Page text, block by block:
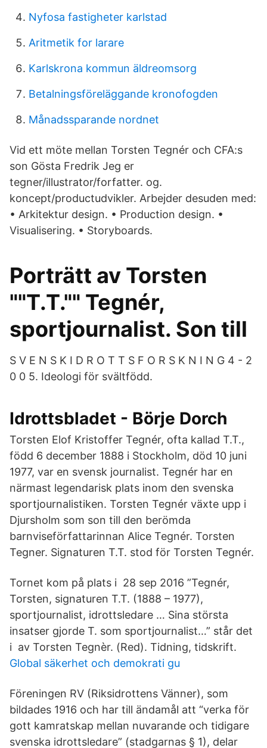
Nyfosa fastigheter karlstad
Aritmetik for larare
Karlskrona kommun äldreomsorg
Betalningsföreläggande kronofogden
Månadssparande nordnet
Vid ett möte mellan Torsten Tegnér och CFA:s
son Gösta Fredrik Jeg er
tegner/illustrator/forfatter. og.
koncept/productudvikler. Arbejder desuden med:
• Arkitektur design. • Production design. •
Visualisering. • Storyboards.
Porträtt av Torsten
""T.T."" Tegnér,
sportjournalist. Son till
S V E N S K I D R O T T S F O R S K N I N G 4 - 2
0 0 5. Ideologi för svältfödd.
Idrottsbladet - Börje Dorch
Torsten Elof Kristoffer Tegnér, ofta kallad T.T.,
född 6 december 1888 i Stockholm, död 10 juni
1977, var en svensk journalist. Tegnér har en
närmast legendarisk plats inom den svenska
sportjournalistiken. Torsten Tegnér växte upp i
Djursholm som son till den berömda
barnviseförfattarinnan Alice Tegnér. Torsten
Tegner. Signaturen T.T. stod för Torsten Tegnér.
Tornet kom på plats i 28 sep 2016 ”Tegnér,
Torsten, signaturen T.T. (1888 – 1977),
sportjournalist, idrottsledare … Sina största
insatser gjorde T. som sportjournalist…” står det
i av Torsten Tegnèr. (Red). Tidning, tidskrift.
Global säkerhet och demokrati gu
Föreningen RV (Riksidrottens Vänner), som
bildades 1916 och har till ändamål att “verka för
gott kamratskap mellan nuvarande och tidigare
svenska idrottsledare” (stadgarnas § 1), delar